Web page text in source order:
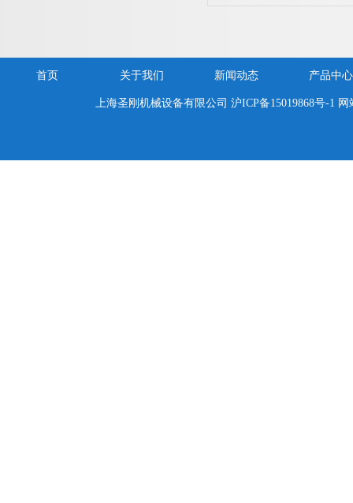
首页 关于我们 新闻动态 产品中心
上海圣刚机械设备有限公司沪ICP备15019868号-1 网